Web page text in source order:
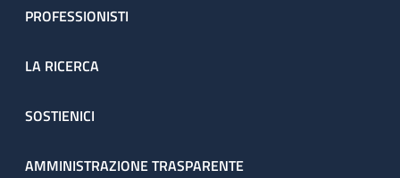
PROFESSIONISTI
LA RICERCA
SOSTIENICI
AMMINISTRAZIONE TRASPARENTE